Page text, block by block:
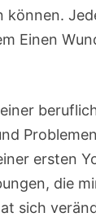
Einen
ersten
die
sich